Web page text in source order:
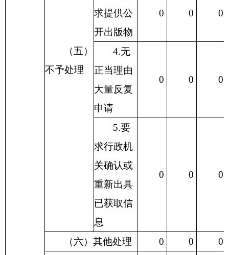
（五）
不予处理
求提供公
开出版物
0 0 0
4.无
正当理由
大量反复
申请
0 0 0
5.要
求行政机
关确认或
重新出具
已获取信
息
0 0 0
（六）其他处理 0 0
0